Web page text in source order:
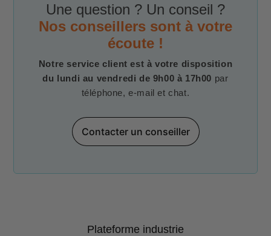
Une question ? Un conseil ?
Nos conseillers sont à votre
écoute !
Notre service client est à votre disposition
du lundi au vendredi de 9h00 à 17h00 par
téléphone, e-mail et chat.
Contacter un conseiller
Plateforme industrie